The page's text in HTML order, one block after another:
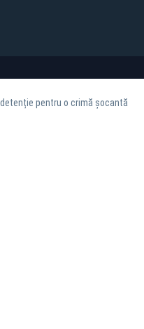
pentru o crimă șocantă